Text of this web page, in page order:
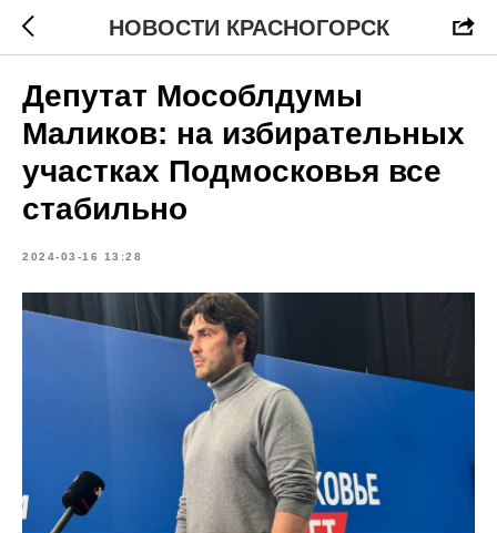
НОВОСТИ КРАСНОГОРСК
Депутат Мособлдумы
Маликов: на избирательных
участках Подмосковья все
стабильно
2024-03-16 13:28